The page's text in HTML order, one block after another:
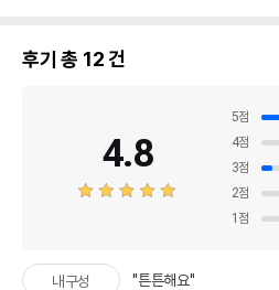
후기 총 12건
4.8
5점
4점
3점
2점
1 점
내구성 "튼튼해요"